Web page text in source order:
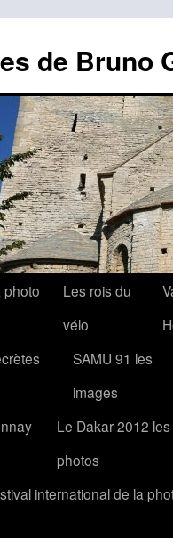
de Bruno
photo
Les rois du
vélo
SAMU 91 les
images
Le Dakar 2012 les
photos
international de la